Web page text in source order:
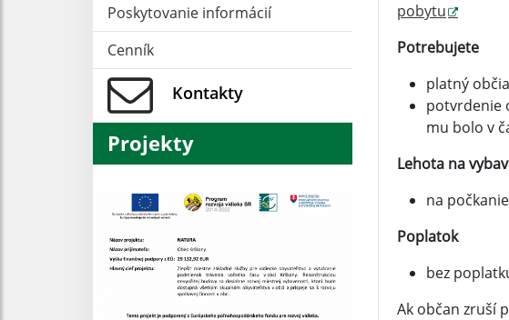
Poskytovanie informácií
Cenník
Kontakty
Projekty
pobytu
Potrebujete
platný
potvrdenie
mu bolo v
Lehota na
na počkanie
Poplatok
bez
Ak občan zruší